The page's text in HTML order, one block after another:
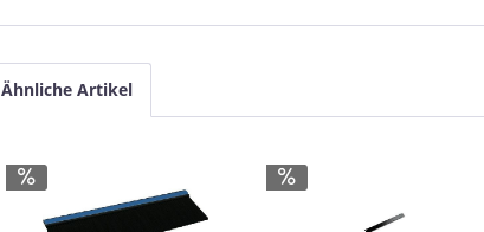
Ähnliche Artikel